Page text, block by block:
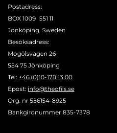
Postadress:
BOX 1009 551 11
Jönköping, Sweden
Besöksadress:
Mogölsvägen 26
554 75 Jönköping
Tel: +46 (0)10-178 13 00
Epost: info@theofils.se
Org. nr 556154-8925
Bankgironummer 835-7378